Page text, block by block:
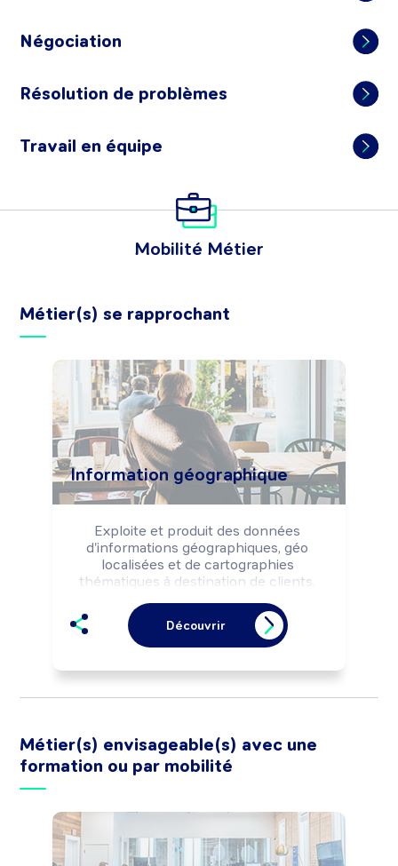
Négociation
Résolution de problèmes
Travail en équipe
Mobilité Métier
Métier(s) se rapprochant
Information géographique
Exploite et produit des données
d'informations géographiques, géo
localisées et de cartographies
thématiques à destination de clients,
publics, ...). Peut développer et exploiter
un Système d'Information
Géographique -SIG-. Peut diriger un
Découvrir
Métier(s) envisageable(s) avec une
formation ou par mobilité